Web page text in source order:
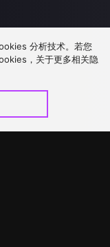
分析技术。若您
，关于更多相关隐